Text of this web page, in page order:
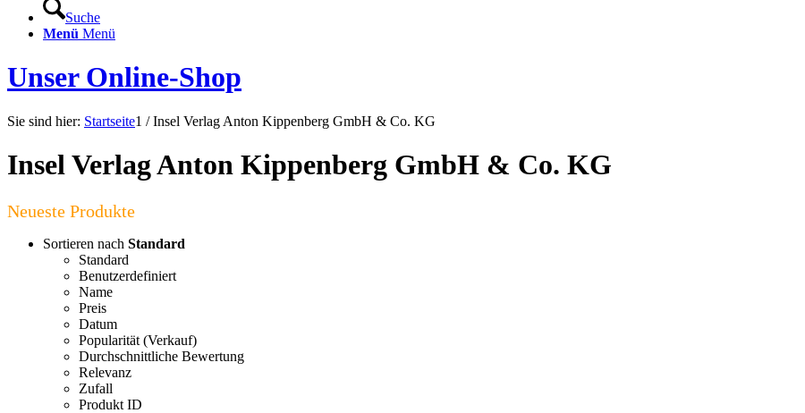
Suche
Menü Menü
Unser Online-Shop
Sie sind hier: Startseite1 / Insel Verlag Anton Kippenberg GmbH & Co. KG
Insel Verlag Anton Kippenberg GmbH & Co. KG
Sortieren nach Standard
Standard
Benutzerdefiniert
Name
Preis
Datum
Popularität (Verkauf)
Durchschnittliche Bewertung
Relevanz
Zufall
Produkt ID